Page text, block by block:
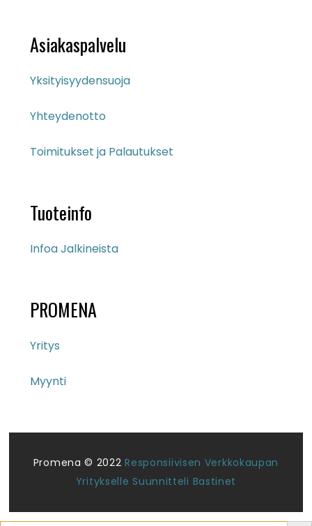
Asiakaspalvelu
Yksityisyydensuoja
Yhteydenotto
Toimitukset ja Palautukset
Tuoteinfo
Infoa Jalkineista
PROMENA
Yritys
Myynti
Promena © 2022Responsiivisen Verkkokaupan
Yritykselle Suunnitteli Bastinet
Search